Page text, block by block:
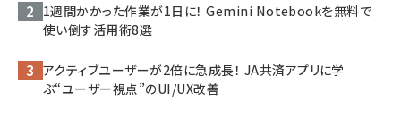
1週間かかった作業が1日に！ Gemini Notebookを無料で
使い倒す活用術8選
アクティブユーザーが2倍に急成長！ JA共済アプリに学
ぶ“ユーザー視点”のUI/UX改善